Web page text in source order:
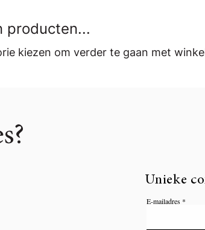
producten...
kiezen om verder te gaan met
Unieke
E-mailadres